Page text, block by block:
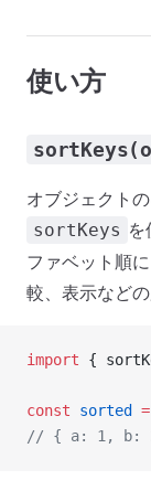
使い方
オブジェクト
sortKeys
ファベット順
較、表示などの
import {
const sorted =
// { a: 1, b: